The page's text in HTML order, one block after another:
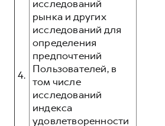
4.
исследований
рынка и других
исследований для
определения
предпочтений
Пользователей, в
том числе
исследований
индекса
удовлетворенности